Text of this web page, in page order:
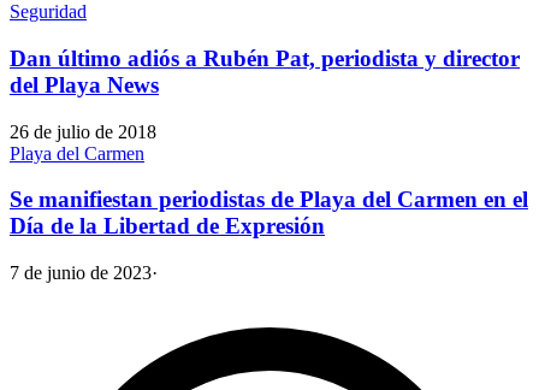
Seguridad
Dan último adiós a Rubén Pat, periodista y director
del Playa News
26 de julio de 2018
Playa del Carmen
Se manifiestan periodistas de Playa del Carmen en el
Día de la Libertad de Expresión
7 de junio de 2023·